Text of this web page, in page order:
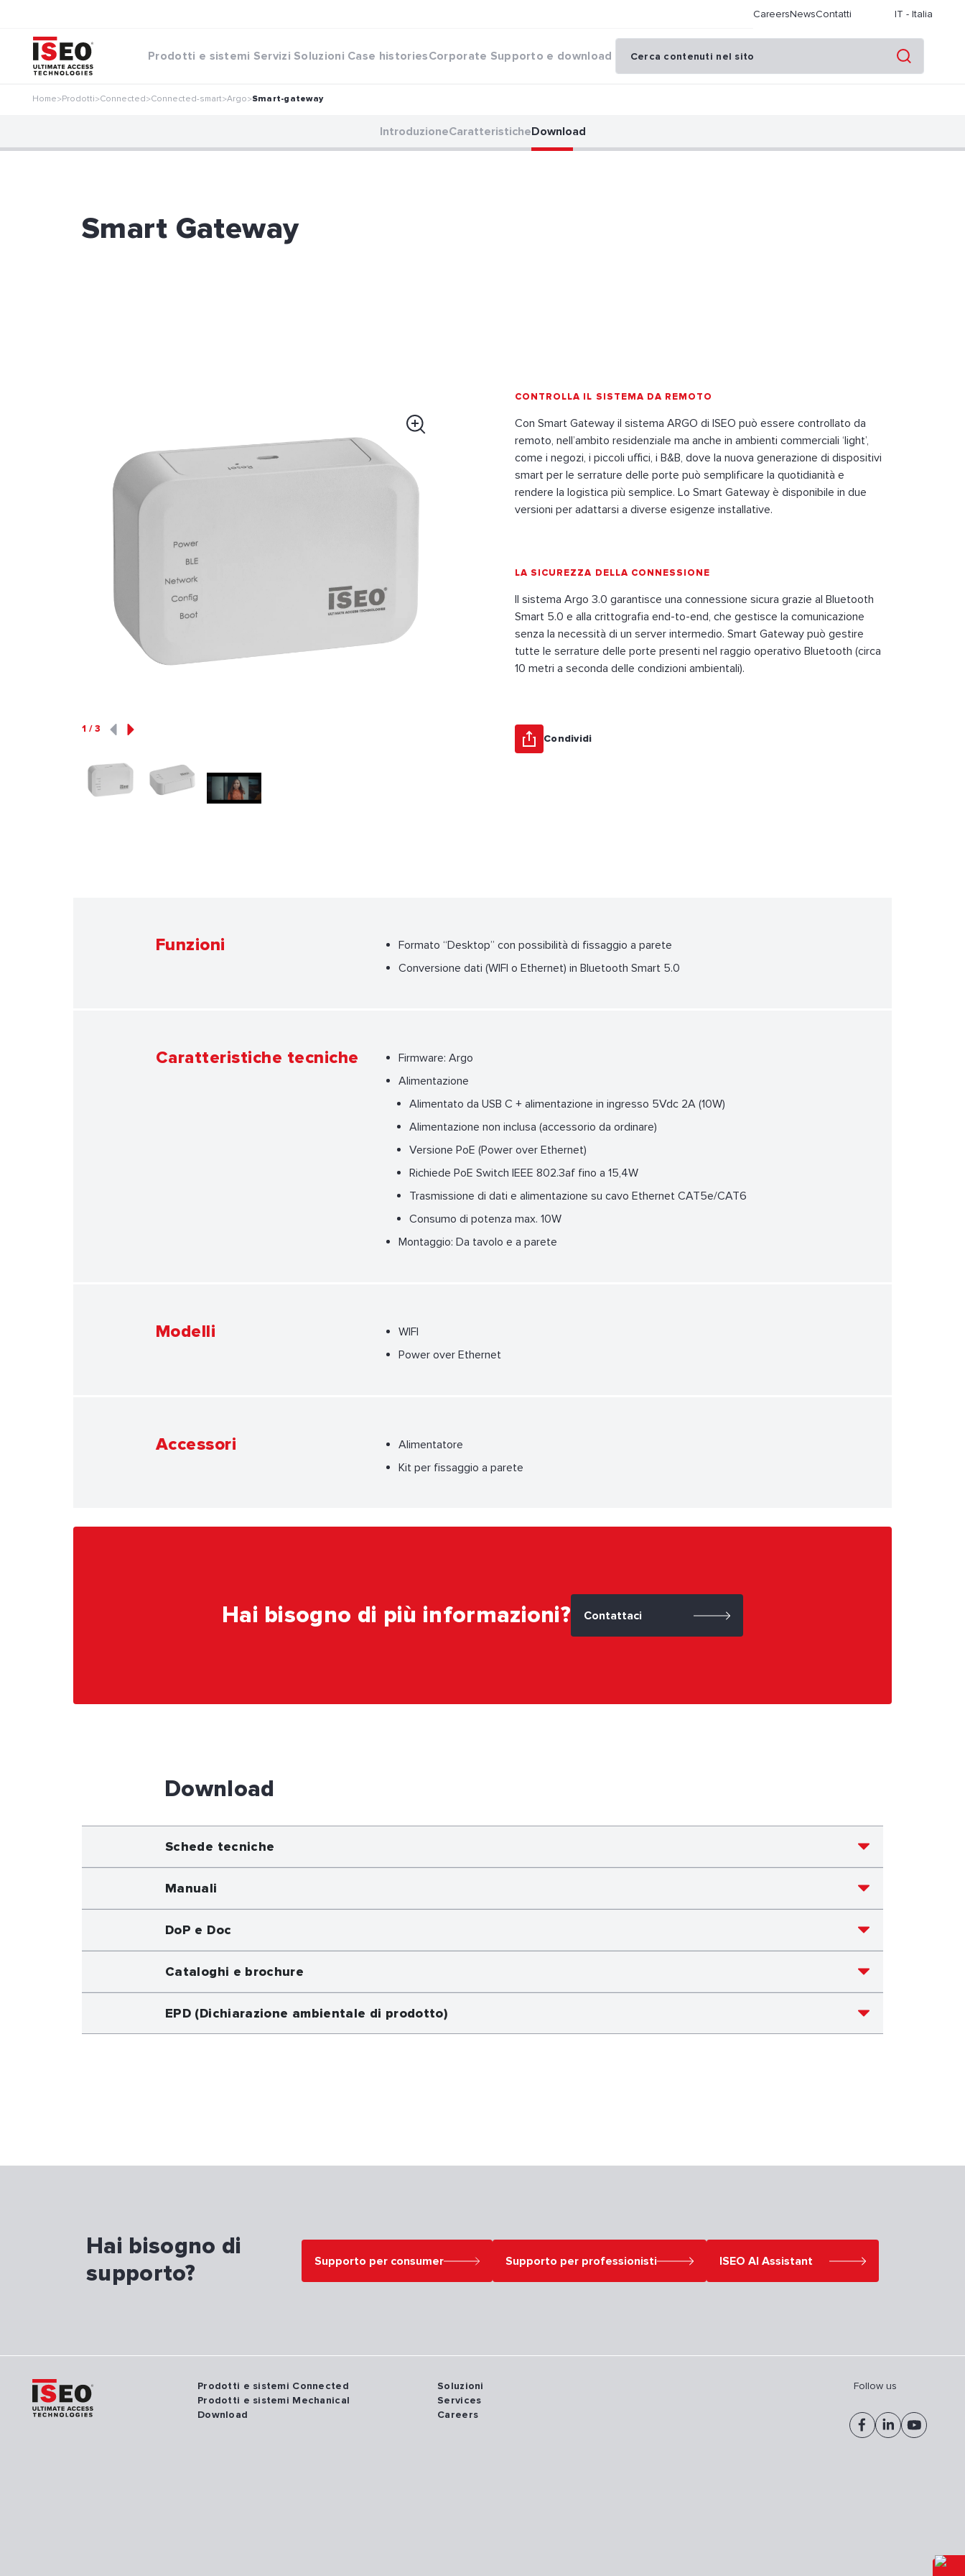
CareersNewsContatti IT - Italia
Prodotti e sistemi Servizi Soluzioni Case historiesCorporate Supporto e download
Home>Prodotti>Connected>Connected-smart>Argo>Smart-gateway
IntroduzioneCaratteristicheDownload
Smart Gateway
1 /3
CONTROLLA IL SISTEMA DA REMOTO
Con Smart Gateway il sistema ARGO di ISEO può essere controllato da
remoto, nell’ambito residenziale ma anche in ambienti commerciali ‘light’,
come i negozi, i piccoli uffici, i B&B, dove la nuova generazione di dispositivi
smart per le serrature delle porte può semplificare la quotidianità e
rendere la logistica più semplice. Lo Smart Gateway è disponibile in due
versioni per adattarsi a diverse esigenze installative.
LA SICUREZZA DELLA CONNESSIONE
Il sistema Argo 3.0 garantisce una connessione sicura grazie al Bluetooth
Smart 5.0 e alla crittografia end-to-end, che gestisce la comunicazione
senza la necessità di un server intermedio. Smart Gateway può gestire
tutte le serrature delle porte presenti nel raggio operativo Bluetooth (circa
10 metri a seconda delle condizioni ambientali).
Condividi
Funzioni
Formato “Desktop” con possibilità di fissaggio a parete
Conversione dati (WIFI o Ethernet) in Bluetooth Smart 5.0
Caratteristiche tecniche
Firmware: Argo
Alimentazione
Alimentato da USB C + alimentazione in ingresso 5Vdc 2A (10W)
Alimentazione non inclusa (accessorio da ordinare)
Versione PoE (Power over Ethernet)
Richiede PoE Switch IEEE 802.3af fino a 15,4W
Trasmissione di dati e alimentazione su cavo Ethernet CAT5e/CAT6
Consumo di potenza max. 10W
Montaggio: Da tavolo e a parete
Modelli
WIFI
Power over Ethernet
Accessori
Alimentatore
Kit per fissaggio a parete
Hai bisogno di più informazioni? Contattaci
Download
Schede tecniche
Manuali
DoP e Doc
Cataloghi e brochure
EPD (Dichiarazione ambientale di prodotto)
Hai bisogno di
supporto?
Supporto per consumer Supporto per professionisti ISEO AI Assistant
Prodotti e sistemi Connected
Prodotti e sistemi Mechanical
Download
Soluzioni
Services
Careers
Follow us